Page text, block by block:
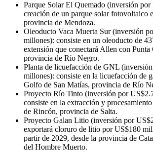
Parque Solar El Quemado (inversión
creación de un parque solar fotovoltaico
provincia de Mendoza.
Oleoducto Vaca Muerta Sur (inversión
millones): consiste en un oleoducto de
extensión que conectará Allen con Punta
provincia de Río Negro.
Planta de licuefacción de GNL
millones): consiste en la licuefacción de
Golfo de San Matías, provincia de Río
Proyecto Río Tinto (inversión por
consiste en la extracción y
de Rincón, provincia de Salta.
Proyecto Galan Litio (inversión por
exportará cloruro de litio por US$180
partir de 2029, desde la provincia de
del Hombre Muerto.